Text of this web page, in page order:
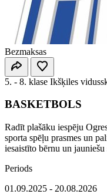
Bezmaksas
5. - 8. klase Ikšķiles
BASKETBOLS
Radīt plašāku iespēju
sporta spēļu prasmes un
iesaistīto bērnu un
Periods
01.09.2025 - 20.08.2026